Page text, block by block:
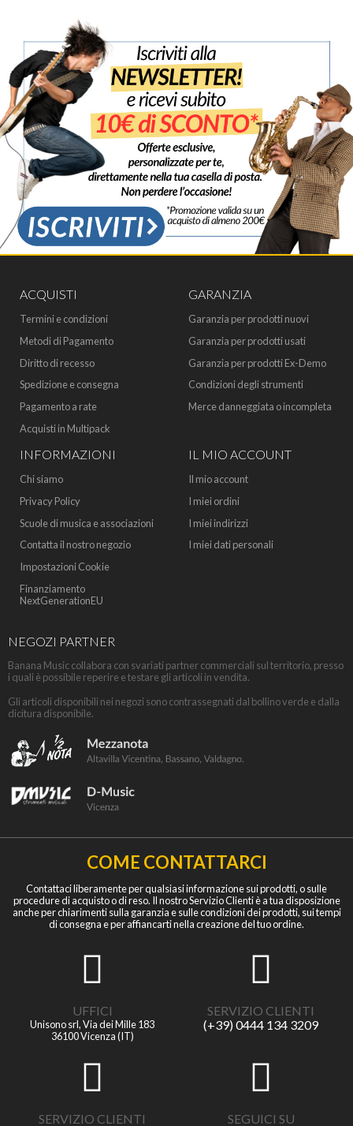
ACQUISTI
Termini e condizioni
Metodi di Pagamento
Diritto di recesso
Spedizione e consegna
Pagamento a rate
Acquisti in Multipack
GARANZIA
Garanzia per prodotti nuovi
Garanzia per prodotti usati
Garanzia per prodotti Ex-Demo
Condizioni degli strumenti
Merce danneggiata o incompleta
INFORMAZIONI
Chi siamo
Privacy Policy
Scuole di musica e associazioni
Contatta il nostro negozio
Impostazioni Cookie
Finanziamento
NextGenerationEU
IL MIO ACCOUNT
Il mio account
I miei ordini
I miei indirizzi
I miei dati personali
NEGOZI PARTNER
Banana Music collabora con svariati partner commerciali sul territorio, presso
i quali è possibile reperire e testare gli articoli in vendita.
Gli articoli disponibili nei negozi sono contrassegnati dal bollino verde e dalla
dicitura disponibile.
COME CONTATTARCI
Contattaci liberamente per qualsiasi informazione sui prodotti, o sulle
procedure di acquisto o di reso. Il nostro Servizio Clienti è a tua disposizione
anche per chiarimenti sulla garanzia e sulle condizioni dei prodotti, sui tempi
di consegna e per affiancarti nella creazione del tuo ordine.
UFFICI
Unisono srl, Via dei Mille 183
36100 Vicenza (IT)
SERVIZIO CLIENTI
(+39) 0444 134 3209
SERVIZIO CLIENTI
SEGUICI SU